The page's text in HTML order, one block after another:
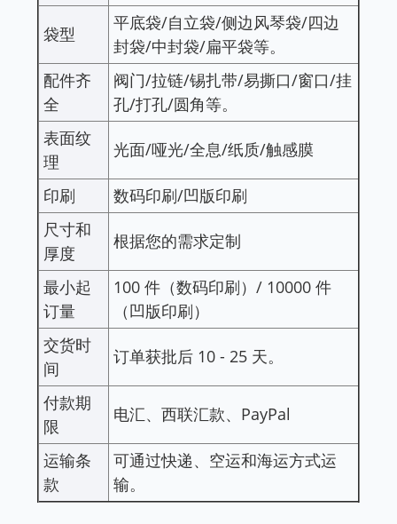
袋型
平底袋/自立袋/侧边风琴袋/四边
封袋/中封袋/扁平袋等。
配件齐
全
阀门/拉链/锡扎带/易撕口/窗口/挂
孔/打孔/圆角等。
表面纹
理
光面/哑光/全息/纸质/触感膜
印刷
数码印刷/凹版印刷
尺寸和
厚度
根据您的需求定制
最小起
订量
100 件（数码印刷）/ 10000 件
（凹版印刷）
交货时
间
订单获批后 10 - 25 天。
付款期
限
电汇、西联汇款、PayPal
运输条
款
可通过快递、空运和海运方式运
输。